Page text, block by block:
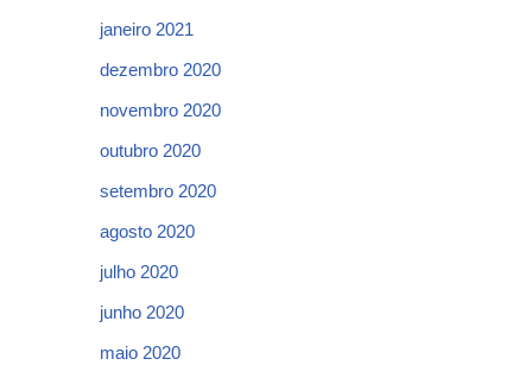
janeiro 2021
dezembro 2020
novembro 2020
outubro 2020
setembro 2020
agosto 2020
julho 2020
junho 2020
maio 2020